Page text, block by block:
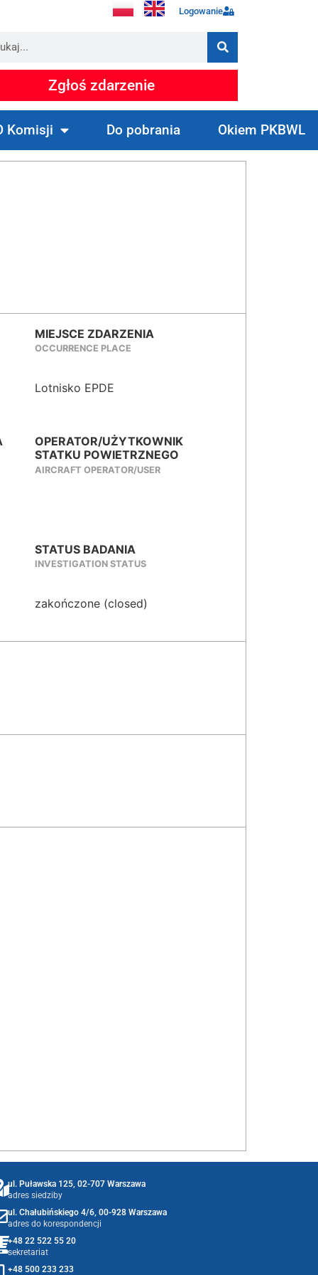
Logowanie
Zgłoś zdarzenie
Komisji Do pobrania Okiem PKBWL
MIEJSCE ZDARZENIA
OCCURRENCE PLACE
Lotnisko EPDE
OPERATOR/UŻYTKOWNIK
STATKU POWIETRZNEGO
AIRCRAFT OPERATOR/USER
STATUS BADANIA
INVESTIGATION STATUS
zakończone (closed)
ul. Puławska 125, 02-707 Warszawa
adres siedziby
ul. Chałubińskiego 4/6, 00-928 Warszawa
adres do korespondencji
+48 22 522 55 20
sekretariat
+48 500 233 233